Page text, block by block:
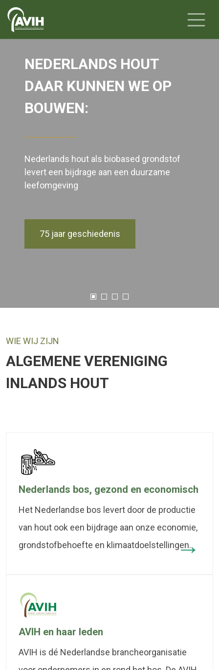
NEDERLANDS HOUT
DAAR KUNNEN WE OP
BOUWEN:
Nederlands hout als biobased grondstof
levert een bijdrage aan een duurzame
leefomgeving
75 jaar geschiedenis
WIE WIJ ZIJN
ALGEMENE VERENIGING
INLANDS HOUT
Nederlands bos, gezond en economisch
Het Nederlandse bos levert door de productie
van hout ook een bijdrage aan onze economie,
grondstofbehoefte en klimaatdoelstellingen.
AVIH en haar leden
AVIH is dé Nederlandse brancheorganisatie